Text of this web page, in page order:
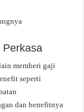
memberi gaji
seperti
dan benefitnya